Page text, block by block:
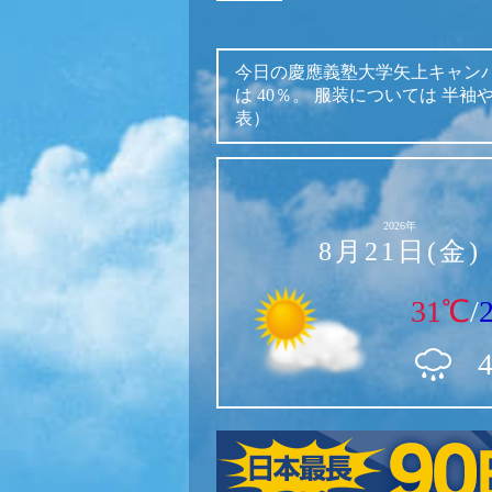
今日の慶應義塾大学矢上キャン
は 40％。 服装については 半袖
表）
2026年
8月21日(金)
31℃/